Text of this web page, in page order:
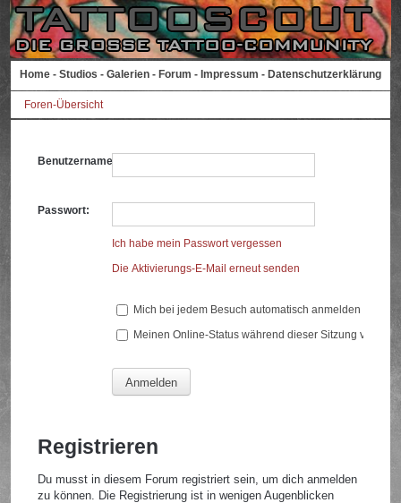
Home - Studios - Galerien - Forum - Impressum - Datenschutzerklärung
Foren-Übersicht
Benutzername:
Passwort:
Ich habe mein Passwort vergessen
Die Aktivierungs-E-Mail erneut senden
Mich bei jedem Besuch automatisch anmelden
Meinen Online-Status während dieser Sitzung
Registrieren
Du musst in diesem Forum registriert sein, um dich anmelden
zu können. Die Registrierung ist in wenigen Augenblicken